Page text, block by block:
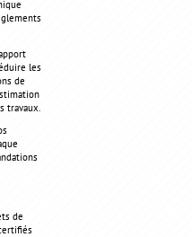
les
de
travaux.
de